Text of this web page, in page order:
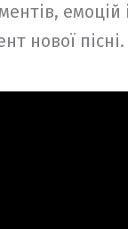
емоцій
нової пісні.